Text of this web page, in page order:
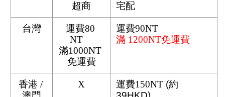
超商 宅配
台灣 運費80
NT
滿1000NT
免運費
運費90NT
滿 1200NT免運費
香港 /
X 運費150NT (約